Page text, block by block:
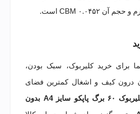
برای خرید کلیربوک، سبک بودن،
درون کیف و اشغال کمترین فضای
کلیربوک ۶۰ برگ پاپکو سایز A4 بدون